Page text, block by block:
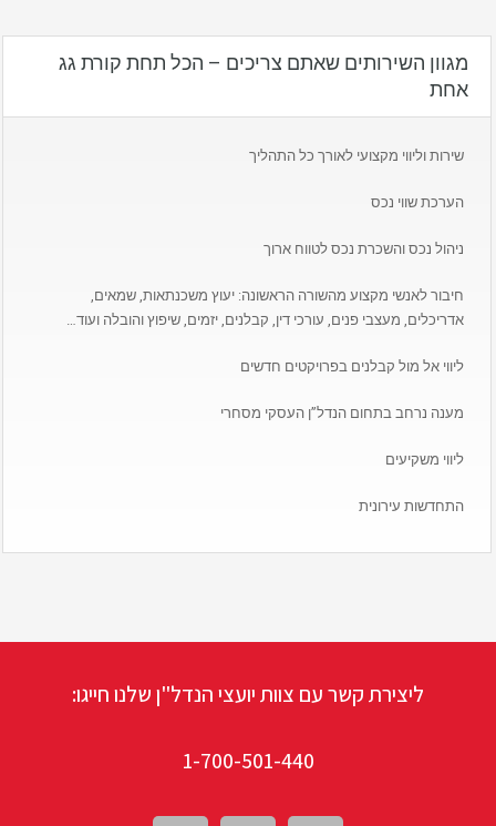
מגוון השירותים שאתם צריכים – הכל תחת קורת גג
אחת
שירות וליווי מקצועי לאורך כל התהליך
הערכת שווי נכס
ניהול נכס והשכרת נכס לטווח ארוך
חיבור לאנשי מקצוע מהשורה הראשונה: יעוץ משכנתאות, שמאים,
אדריכלים, מעצבי פנים, עורכי דין, קבלנים, יזמים, שיפוץ והובלה ועוד…
ליווי אל מול קבלנים בפרויקטים חדשים
מענה נרחב בתחום הנדל”ן העסקי מסחרי
ליווי משקיעים
התחדשות עירונית
ליצירת קשר עם צוות יועצי הנדל"ן שלנו חייגו:
1-700-501-440